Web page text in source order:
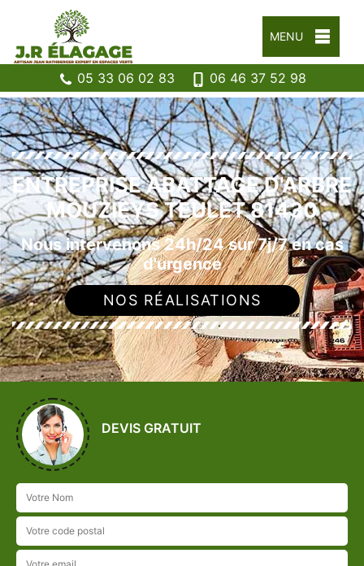
MENU
05 33 06 02 83 06 46 37 52 98
ENTREPRISE ABATTAGE D'ARBRE
MOUZIEYS TEULET 81430
Nous intervenons 24h/24 sur 7j/7 en cas
d'urgence
NOS RÉALISATIONS
DEVIS GRATUIT